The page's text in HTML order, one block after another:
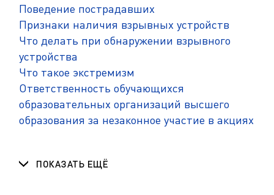
Поведение пострадавших
Признаки наличия взрывных устройств
Что делать при обнаружении взрывного
устройства
Что такое экстремизм
Ответственность обучающихся
образовательных организаций высшего
образования за незаконное участие в акциях
ПОКАЗАТЬ ЕЩЁ